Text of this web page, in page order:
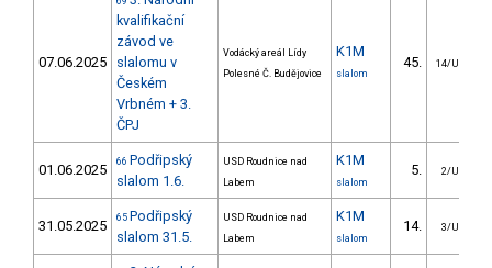
07.06.2025
kvalifikační
závod ve
slalomu v
Českém
Vrbném + 3.
ČPJ
Vodácký areál Lídy
Polesné Č. Budějovice
K1M
slalom
45. 14/U23
01.06.2025 66 Podřipský
slalom 1.6.
USD Roudnice nad
Labem
K1M
slalom
5. 2/U23
31.05.2025 65 Podřipský
slalom 31.5.
USD Roudnice nad
Labem
K1M
slalom
14. 3/U23